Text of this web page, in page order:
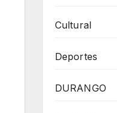
Cultural
Deportes
DURANGO